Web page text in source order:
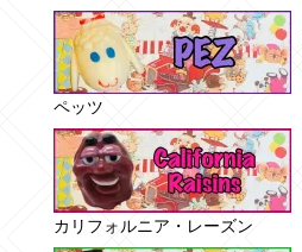
ペッツ
カリフォルニア・レーズン